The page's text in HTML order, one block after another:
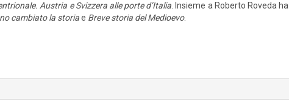
Austria e Svizzera alle porte d’Italia . Insieme a Roberto Roveda ha
cambiato la storiae Breve storia del Medioevo.